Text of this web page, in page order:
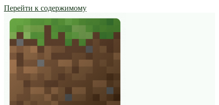
Перейти к содержимому